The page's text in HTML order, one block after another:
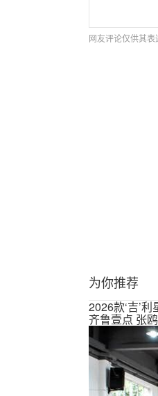
网友评论仅供其
为你推荐
2026款‘吉’
齐鲁壹点 张鸥